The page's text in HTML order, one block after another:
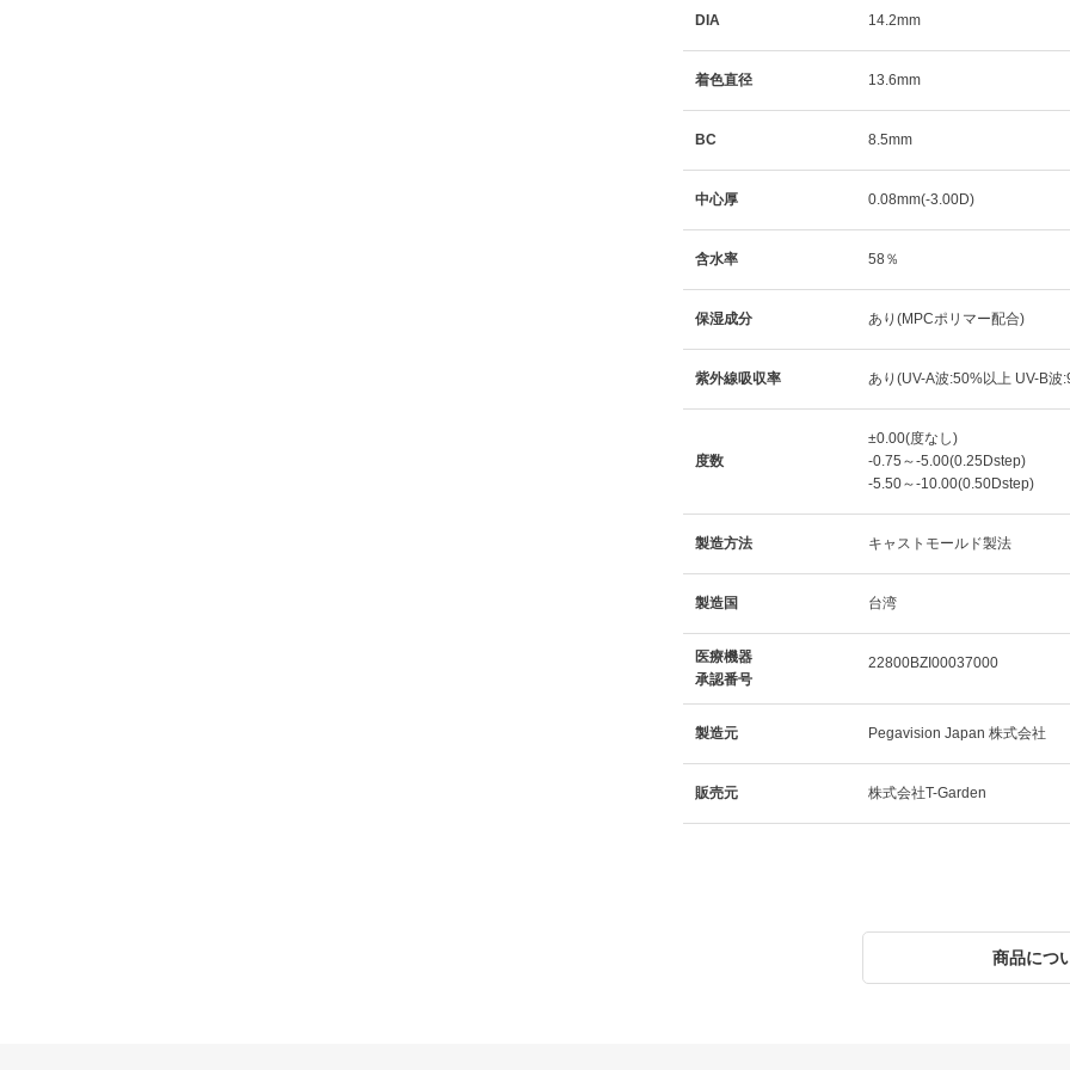
DIA 14.2mm
着色直径 13.6mm
BC 8.5mm
中心厚 0.08mm(-3.00D)
含水率 58％
保湿成分 あり(MPCポリマー配合)
紫外線吸収率 あり(UV-A波:50%以上 UV-B波
度数
±0.00(度なし)
-0.75～-5.00(0.25Dstep)
-5.50～-10.00(0.50Dstep)
製造方法 キャストモールド製法
製造国 台湾
医療機器
承認番号
22800BZI00037000
製造元 Pegavision Japan 株式会社
販売元 株式会社T-Garden
商品につ